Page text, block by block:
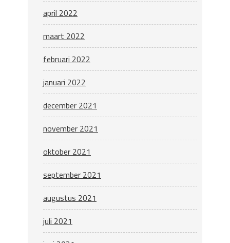
april 2022
maart 2022
februari 2022
januari 2022
december 2021
november 2021
oktober 2021
september 2021
augustus 2021
juli 2021